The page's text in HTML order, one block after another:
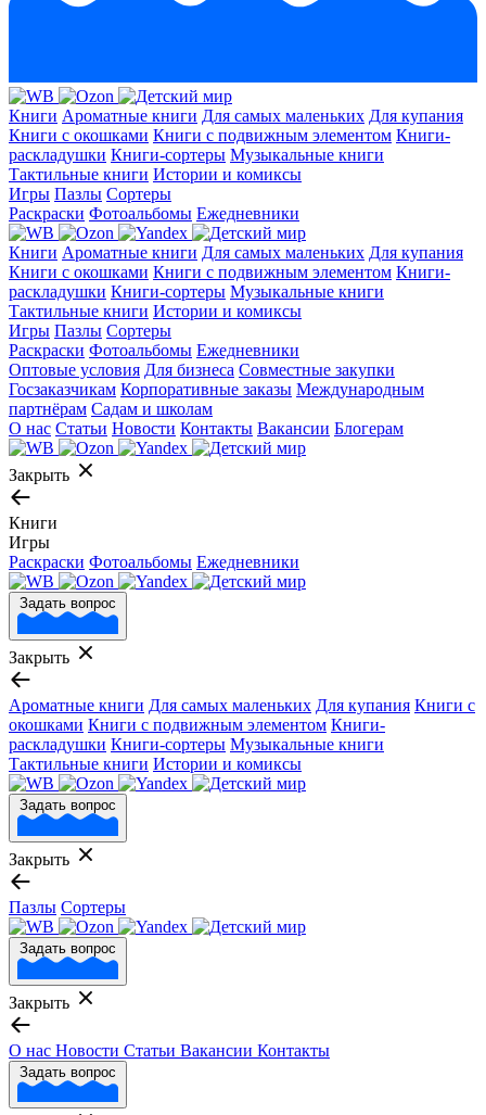
Книги Ароматные книги Для самых маленьких Для купания
Книги с окошками Книги с подвижным элементом Книги-
раскладушки Книги-сортеры Музыкальные книги
Тактильные книги Истории и комиксы
Игры Пазлы Сортеры
Раскраски Фотоальбомы Ежедневники
Книги Ароматные книги Для самых маленьких Для купания
Книги с окошками Книги с подвижным элементом Книги-
раскладушки Книги-сортеры Музыкальные книги
Тактильные книги Истории и комиксы
Игры Пазлы Сортеры
Раскраски Фотоальбомы Ежедневники
Оптовые условия Для бизнеса Совместные закупки
Госзаказчикам Корпоративные заказы Международным
партнёрам Садам и школам
О нас Статьи Новости Контакты Вакансии Блогерам
Закрыть
Книги
Игры
Раскраски Фотоальбомы Ежедневники
Задать вопрос
Закрыть
Ароматные книги Для самых маленьких Для купания Книги с
окошками Книги с подвижным элементом Книги-
раскладушки Книги-сортеры Музыкальные книги
Тактильные книги Истории и комиксы
Задать вопрос
Закрыть
Пазлы Сортеры
Задать вопрос
Закрыть
О нас Новости Статьи Вакансии Контакты
Задать вопрос